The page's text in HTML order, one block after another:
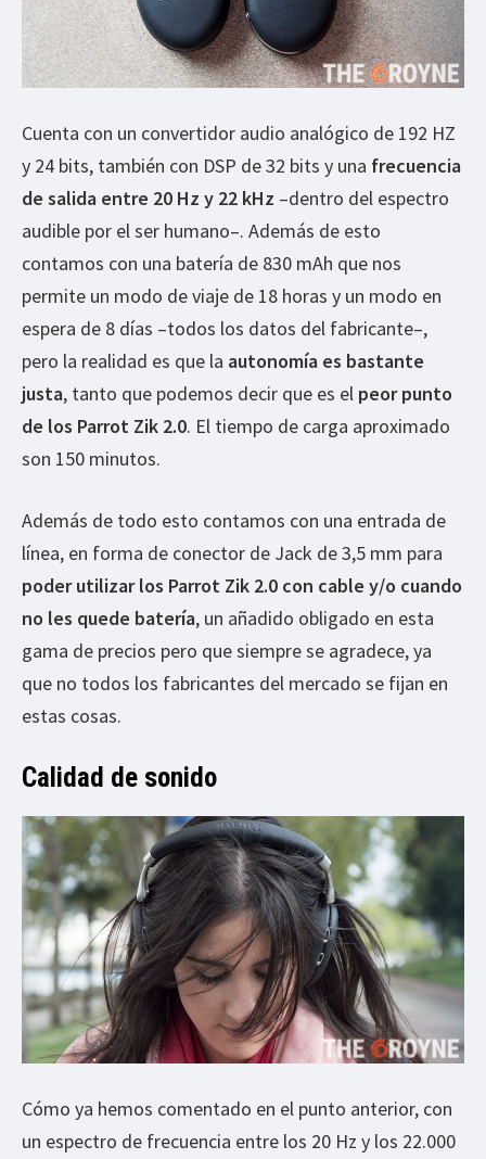
Cuenta con un convertidor audio analógico de 192 HZ
y 24 bits, también con DSP de 32 bits y una frecuencia
de salida entre 20 Hz y 22 kHz –dentro del espectro
audible por el ser humano–. Además de esto
contamos con una batería de 830 mAh que nos
permite un modo de viaje de 18 horas y un modo en
espera de 8 días –todos los datos del fabricante–,
pero la realidad es que la autonomía es bastante
justa, tanto que podemos decir que es el peor punto
de los Parrot Zik 2.0. El tiempo de carga aproximado
son 150 minutos.
Además de todo esto contamos con una entrada de
línea, en forma de conector de Jack de 3,5 mm para
poder utilizar los Parrot Zik 2.0 con cable y/o cuando
no les quede batería, un añadido obligado en esta
gama de precios pero que siempre se agradece, ya
que no todos los fabricantes del mercado se fijan en
estas cosas.
Calidad de sonido
Cómo ya hemos comentado en el punto anterior, con
un espectro de frecuencia entre los 20 Hz y los 22.000